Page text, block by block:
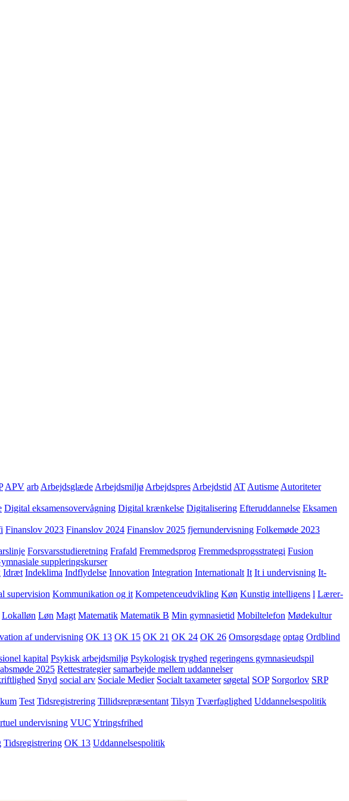
APV arb Arbejdsglæde Arbejdsmiljø Arbejdspres Arbejdstid AT Autisme Autoriteter
Digital eksamensovervågning Digital krænkelse Digitalisering Efteruddannelse Eksamen
Finanslov 2023 Finanslov 2024 Finanslov 2025 fjernundervisning Folkemøde 2023
Forsvarsstudieretning Frafald Fremmedsprog Fremmedsprogsstrategi Fusion
suppleringskurser
Idræt Indeklima Indflydelse Innovation Integration Internationalt It It i undervisning It-
supervision Kommunikation og it Kompetenceudvikling Køn Kunstig intelligens l Lærer-
Lokalløn Løn Magt Matematik Matematik B Min gymnasietid Mobiltelefon Mødekultur
af undervisning OK 13 OK 15 OK 21 OK 24 OK 26 Omsorgsdage optag Ordblind
kapital Psykisk arbejdsmiljø Psykologisk tryghed regeringens gymnasieudspil
2025 Rettestrategier samarbejde mellem uddannelser
Snyd social arv Sociale Medier Socialt taxameter søgetal SOP Sorgorlov SRP
Test Tidsregistrering Tillidsrepræsentant Tilsyn Tværfaglighed Uddannelsespolitik
undervisning VUC Ytringsfrihed
Tidsregistrering OK 13 Uddannelsespolitik